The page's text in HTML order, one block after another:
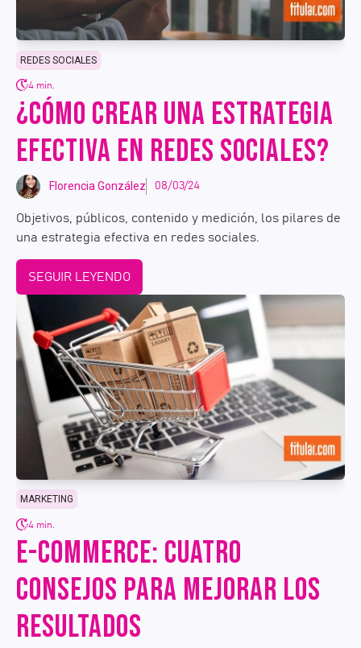
REDES SOCIALES
4 min.
¿CÓMO CREAR UNA ESTRATEGIA
EFECTIVA EN REDES SOCIALES?
Florencia González 08/03/24
Objetivos, públicos, contenido y medición, los pilares de
una estrategia efectiva en redes sociales.
SEGUIR LEYENDO
MARKETING
4 min.
E-COMMERCE: CUATRO
CONSEJOS PARA MEJORAR LOS
RESULTADOS